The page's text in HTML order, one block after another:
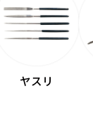
ヤスリ